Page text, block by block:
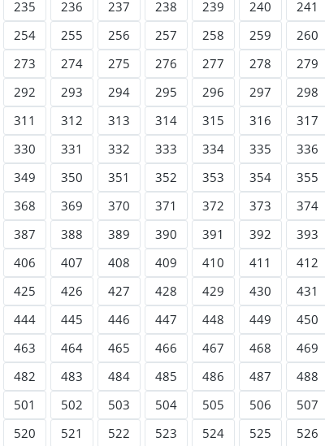
235 236 237 238 239 240 241
254 255 256 257 258 259 260
273 274 275 276 277 278 279
292 293 294 295 296 297 298
311 312 313 314 315 316 317
330 331 332 333 334 335 336
349 350 351 352 353 354 355
368 369 370 371 372 373 374
387 388 389 390 391 392 393
406 407 408 409 410 411 412
425 426 427 428 429 430 431
444 445 446 447 448 449 450
463 464 465 466 467 468 469
482 483 484 485 486 487 488
501 502 503 504 505 506 507
520 521 522 523 524 525 526